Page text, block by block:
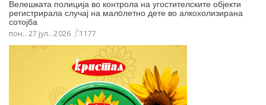
Велешката полиција во контрола на угостителските објекти
регистрирала случај на малoлетно дете во алкохолизирана
сотојба
пон.. 27 јул.. 2026 1177